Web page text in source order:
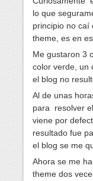
lo que
principio no
theme, es en
Me gustaron 3
color verde, un
el blog no
Al de unas
para resolver
viene por
resultado fue
el blog se me
Ahora se me
theme dos